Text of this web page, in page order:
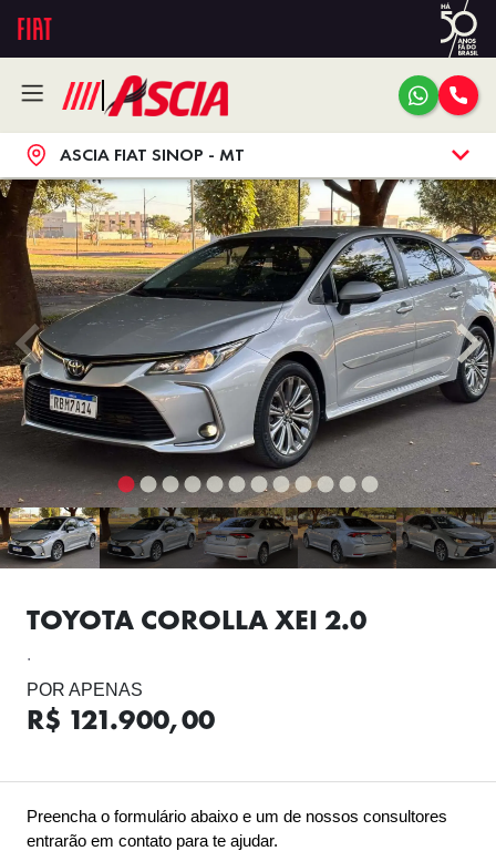
ASCIA FIAT SINOP - MT
TOYOTA COROLLA XEI 2.0
.
POR APENAS
R$ 121.900,00
Preencha o formulário abaixo e um de nossos consultores
entrarão em contato para te ajudar.